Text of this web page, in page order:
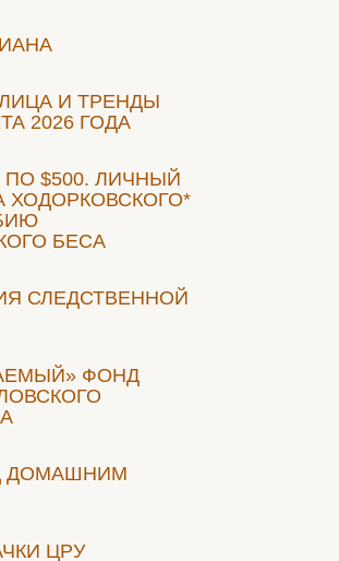
И ТРЕНДЫ
2026 ГОДА
$500. ЛИЧНЫЙ
ХОДОРКОВСКОГО*
БЕСА
СЛЕДСТВЕННОЙ
ФОНД
ДОМАШНИМ
ЦРУ